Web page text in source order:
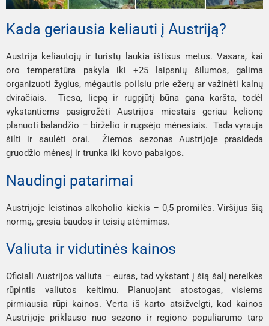
Kada geriausia keliauti į Austriją?
Austrija keliautojų ir turistų laukia ištisus metus. Vasara, kai
oro temperatūra pakyla iki +25 laipsnių šilumos, galima
organizuoti žygius, mėgautis poilsiu prie ežerų ar važinėti kalnų
dviračiais. Tiesa, liepą ir rugpjūtį būna gana karšta, todėl
vykstantiems pasigrožėti Austrijos miestais geriau kelionę
planuoti balandžio – birželio ir rugsėjo mėnesiais. Tada vyrauja
šilti ir saulėti orai. Žiemos sezonas Austrijoje prasideda
gruodžio mėnesį ir trunka iki kovo pabaigos.
Naudingi patarimai
Austrijoje leistinas alkoholio kiekis – 0,5 promilės. Viršijus šią
normą, gresia baudos ir teisių atėmimas.
Valiuta ir vidutinės kainos
Oficiali Austrijos valiuta – euras, tad vykstant į šią šalį nereikės
rūpintis valiutos keitimu. Planuojant atostogas, visiems
pirmiausia rūpi kainos. Verta iš karto atsižvelgti, kad kainos
Austrijoje priklauso nuo sezono ir regiono populiarumo tarp